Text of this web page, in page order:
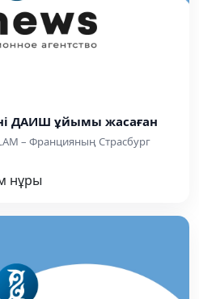
ДАИШ ұйымы жасаған
– Францияның Страсбург
нұры